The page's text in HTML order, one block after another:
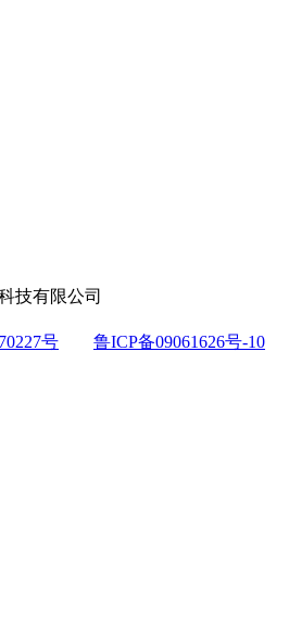
技有限公司
号 鲁ICP备09061626号-10